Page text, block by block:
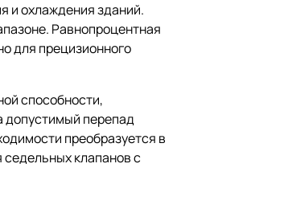
и охлаждения зданий.
Равнопроцентная
для прецизионного
способности,
допустимый перепад
преобразуется в
клапанов с